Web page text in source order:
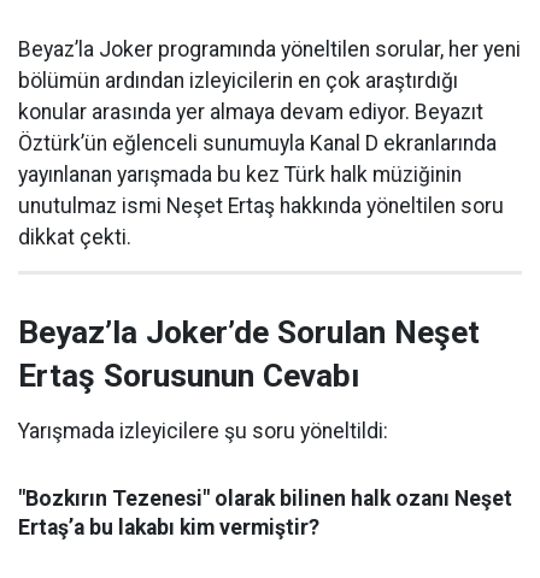
Beyaz’la Joker programında yöneltilen sorular, her yeni
bölümün ardından izleyicilerin en çok araştırdığı
konular arasında yer almaya devam ediyor. Beyazıt
Öztürk’ün eğlenceli sunumuyla Kanal D ekranlarında
yayınlanan yarışmada bu kez Türk halk müziğinin
unutulmaz ismi Neşet Ertaş hakkında yöneltilen soru
dikkat çekti.
Beyaz’la Joker’de Sorulan Neşet
Ertaş Sorusunun Cevabı
Yarışmada izleyicilere şu soru yöneltildi:
"Bozkırın Tezenesi" olarak bilinen halk ozanı Neşet
Ertaş’a bu lakabı kim vermiştir?